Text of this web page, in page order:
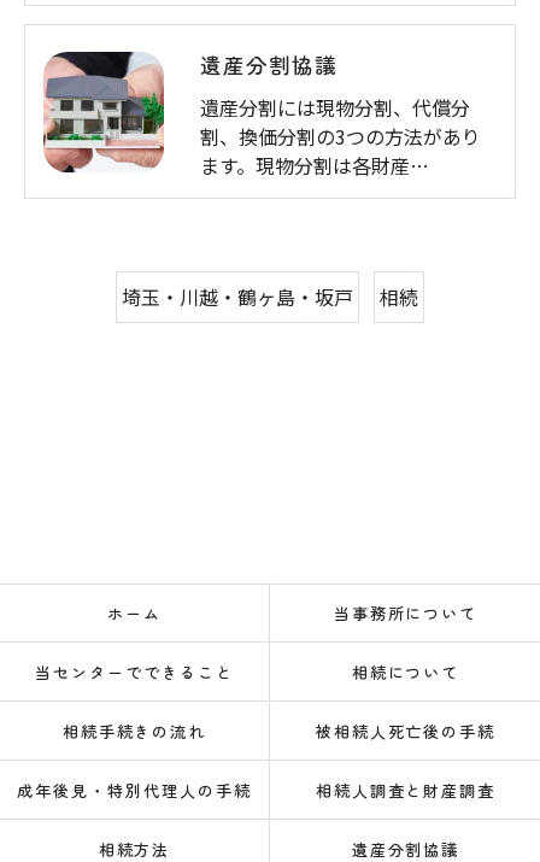
遺産分割協議
遺産分割には現物分割、代償分
割、換価分割の3つの方法があり
ます。現物分割は各財産…
埼玉・川越・鶴ヶ島・坂戸 相続
ホーム 当事務所について
当センターでできること 相続について
相続手続きの流れ 被相続人死亡後の手続
成年後見・特別代理人の手続 相続人調査と財産調査
相続方法 遺産分割協議